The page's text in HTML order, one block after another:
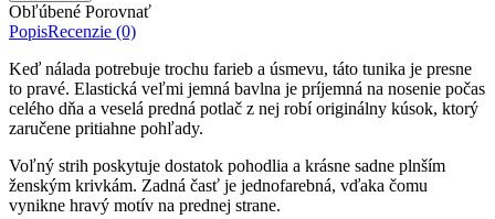
Obľúbené Porovnať
PopisRecenzie (0)
Keď nálada potrebuje trochu farieb a úsmevu, táto tunika je presne
to pravé. Elastická veľmi jemná bavlna je príjemná na nosenie počas
celého dňa a veselá predná potlač z nej robí originálny kúsok, ktorý
zaručene pritiahne pohľady.
Voľný strih poskytuje dostatok pohodlia a krásne sadne plnším
ženským krivkám. Zadná časť je jednofarebná, vďaka čomu
vynikne hravý motív na prednej strane.